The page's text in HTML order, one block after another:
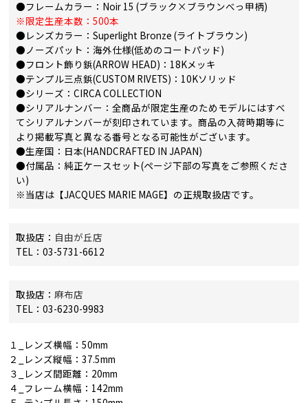
●フレームカラー：Noir 15 (ブラック×ブラウンべっ甲柄)
※限定生産本数：500本
●レンズカラー：Superlight Bronze (ライトブラウン)
●ノーズパット：海外仕様(低めのコートパッド)
●フロント飾り鋲(ARROW HEAD)：18Kメッキ
●テンプル三点鋲(CUSTOM RIVETS)：10Kソリッド
●シリーズ：CIRCA COLLECTION
●シリアルナンバー：全商品が限定生産のためモデルにはすべ
てシリアルナンバーが刻印されています。商品の入荷時期等に
より掲載写真と異なる番号となる可能性がございます。
●生産国：日本(HANDCRAFTED IN JAPAN)
●付属品：純正ケースセット(ページ下部の写真をご参照くださ
い)
※当店は【JACQUES MARIE MAGE】の正規取扱店です。
取扱店： 自由が丘店
TEL：03-5731-6612
取扱店：麻布店
TEL：03-6230-9983
１_レンズ横幅：50mm
２_レンズ縦幅：37.5mm
３_レンズ間距離：20mm
４_フレーム横幅：142mm